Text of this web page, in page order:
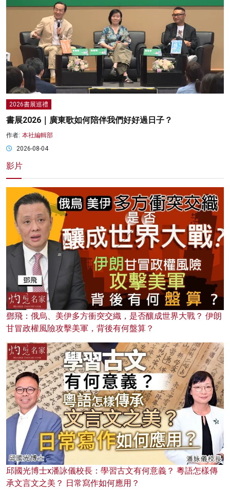
2026書展巡禮
書展2026｜廣東歌如何陪伴我們好好過日子？
作者: 本社編輯部
2026-08-04
影片
鄧飛：俄烏、美伊多方衝突交織，是否釀成世界大戰？ 伊朗
甘冒政權風險攻擊美軍，背後有何盤算？
邱國光博士x潘詠儀校長：學習古文有何意義？ 粵語怎樣傳
承文言文之美？ 日常寫作如何應用？